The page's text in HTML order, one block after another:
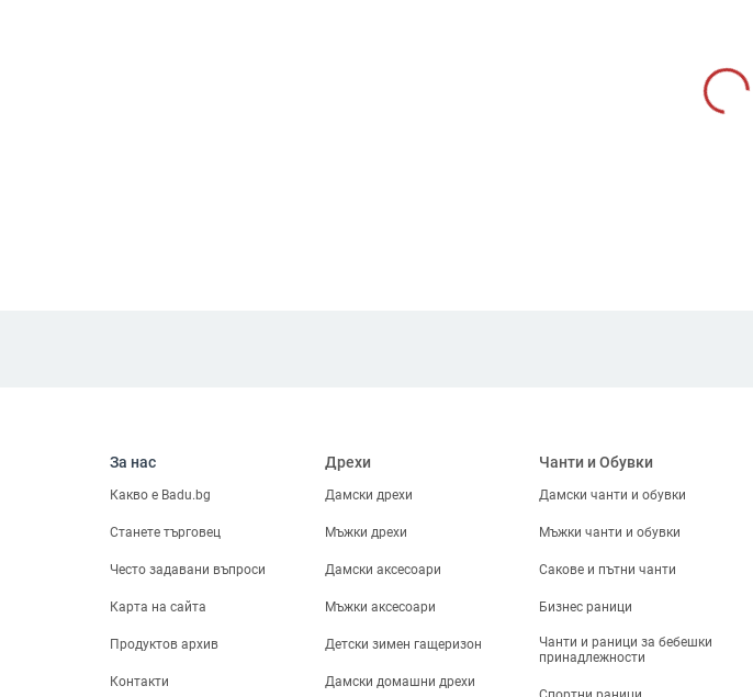
За нас
Какво е Badu.bg
Станете търговец
Често задавани въпроси
Карта на сайта
Продуктов архив
Контакти
Дрехи
Дамски дрехи
Мъжки дрехи
Дамски аксесоари
Мъжки аксесоари
Детски зимен гащеризон
Дамски домашни дрехи
Чанти и Обувки
Дамски чанти и обувки
Мъжки чанти и обувки
Сакове и пътни чанти
Бизнес раници
Чанти и раници за бебешки
принадлежности